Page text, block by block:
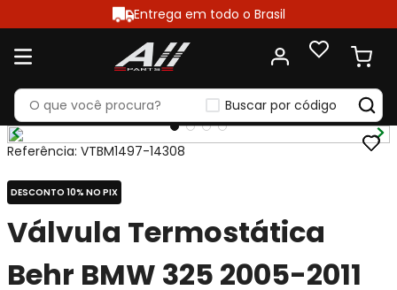
Entrega em todo o Brasil
Buscar por código
Referência: VTBM1497-14308
DESCONTO 10% NO PIX
Válvula Termostática
Behr BMW 325 2005-2011